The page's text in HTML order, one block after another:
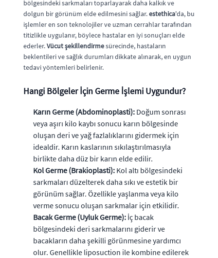
bölgesindeki sarkmaları toparlayarak daha kalkık ve
dolgun bir görünüm elde edilmesini sağlar.estethica'da, bu
işlemler en son teknolojiler ve uzman cerrahlar tarafından
titizlikle uygulanır, böylece hastalar en iyi sonuçları elde
ederler.Vücut şekillendirmesürecinde, hastaların
beklentileri ve sağlık durumları dikkate alınarak, en uygun
tedavi yöntemleri belirlenir.
Hangi Bölgeler İçin Germe İşlemi Uygundur?
Karın Germe (Abdominoplasti): Doğum sonrası
veya aşırı kilo kaybı sonucu karın bölgesinde
oluşan deri ve yağ fazlalıklarını gidermek için
idealdir. Karın kaslarının sıkılaştırılmasıyla
birlikte daha düz bir karın elde edilir.
Kol Germe (Brakioplasti): Kol altı bölgesindeki
sarkmaları düzelterek daha sıkı ve estetik bir
görünüm sağlar. Özellikle yaşlanma veya kilo
verme sonucu oluşan sarkmalar için etkilidir.
Bacak Germe (Uyluk Germe): İç bacak
bölgesindeki deri sarkmalarını giderir ve
bacakların daha şekilli görünmesine yardımcı
olur. Genellikle liposuction ile kombine edilerek